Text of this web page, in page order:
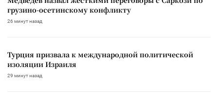
грузино-осетинскому конфликту
26 минут назад
Турция призвала к международной политической
изоляции Израиля
29 минут назад